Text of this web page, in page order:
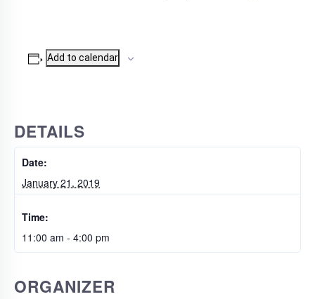
Add to calendar
DETAILS
Date:
January 21, 2019
Time:
11:00 am - 4:00 pm
ORGANIZER